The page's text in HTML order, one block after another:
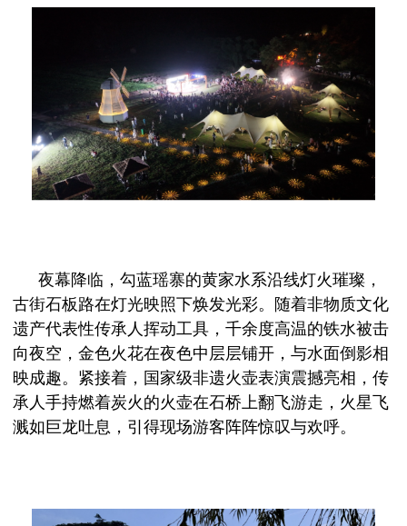
夜幕降临，勾蓝瑶寨的黄家水系沿线灯火璀璨，
古街石板路在灯光映照下焕发光彩。随着非物质文化
遗产代表性传承人挥动工具，千余度高温的铁水被击
向夜空，金色火花在夜色中层层铺开，与水面倒影相
映成趣。紧接着，国家级非遗火壶表演震撼亮相，传
承人手持燃着炭火的火壶在石桥上翻飞游走，火星飞
溅如巨龙吐息，引得现场游客阵阵惊叹与欢呼。